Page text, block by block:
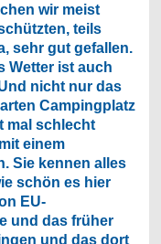
wir meist
teils
sehr gut gefallen.
Wetter ist auch
nicht nur das
Campingplatz
mal schlecht
einem
Sie kennen alles
schön es hier
EU-
und das früher
und das dort